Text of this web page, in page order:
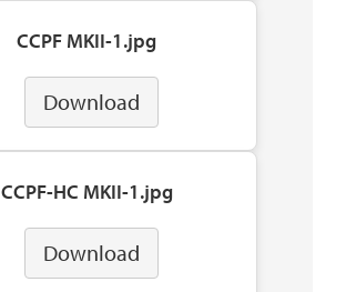
CCPF MKII-1.jpg
Download
CCPF-HC MKII-1.jpg
Download